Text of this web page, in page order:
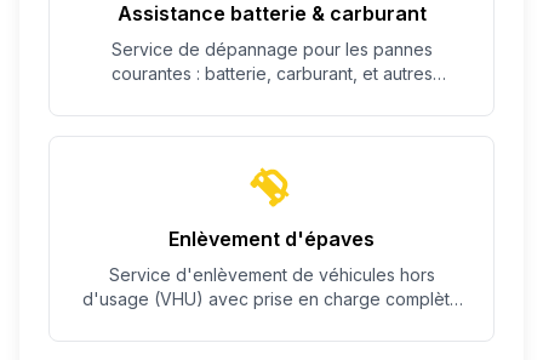
Assistance batterie & carburant
Service de dépannage pour les pannes
courantes : batterie, carburant, et autres
Enlèvement d'épaves
Service d'enlèvement de véhicules hors
d'usage (VHU) avec prise en charge complète